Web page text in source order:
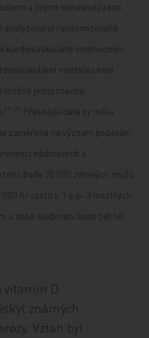
a jinými metaanalýzami.
randomizované
kardiovaskulární onemocnění.
mortalitu není
jednoznačně
Přesnější data by měla
zaměřena na význam podávání
nádorových a
bude 20 000 zdravých mužů
000 IU spolu s 1 g ω-3 mastných
a doba sledování bude pět let.
vitamin D
známých
Vztah byl